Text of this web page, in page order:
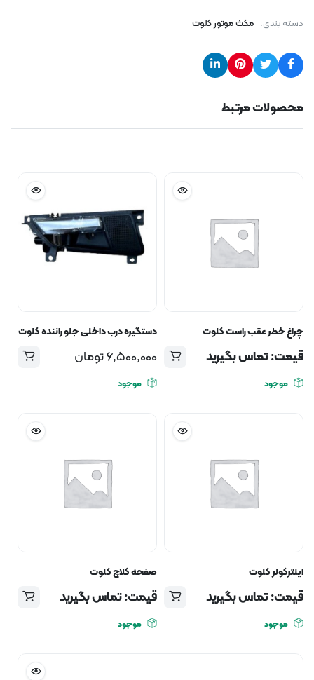
دسته بندی: مکث موتور کلوت
محصولات مرتبط
چراغ خطر عقب راست کلوت
قیمت: تماس بگیرید
موجود
دستگیره درب داخلی جلو راننده کلوت
6,500,000تومان
موجود
اینترکولر کلوت
قیمت: تماس بگیرید
موجود
صفحه کلاچ کلوت
قیمت: تماس بگیرید
موجود